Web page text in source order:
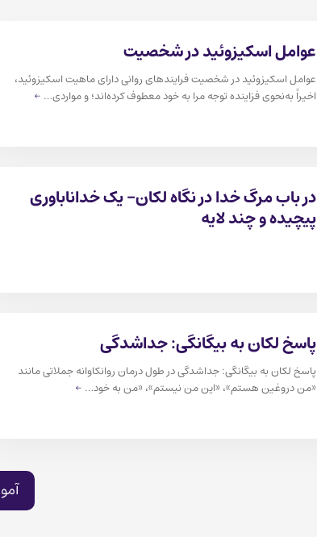
عوامل اسکیزوئید در شخصیت
عوامل اسکیزوئید در شخصیت فرایندهای روانی دارای ماهیت اسکیزوئید،
اخیراً به‌نحوی فزاینده توجه مرا به خود معطوف کرده‌اند؛ و مواردی… ←
در باب مرگ خدا در نگاه لکان- یک خداناباوری
پیچیده و چند لایه
پاسخ لکان به بیگانگی: جداشدگی
پاسخ لکان به بیگانگی: جداشدگی در طول درمان روانکاوانه جملاتی مانند
«من دروغین هستم»، «این من نیستم»، «من به خود… ←